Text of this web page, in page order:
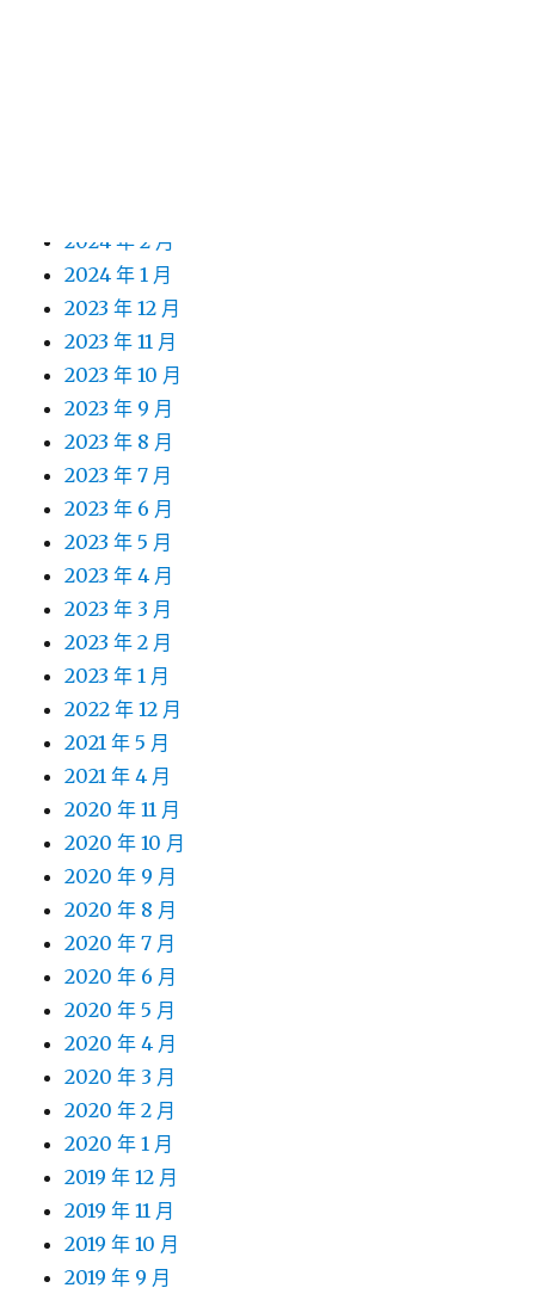
2024 年 2 月
2024 年 1 月
2023 年 12 月
2023 年 11 月
2023 年 10 月
2023 年 9 月
2023 年 8 月
2023 年 7 月
2023 年 6 月
2023 年 5 月
2023 年 4 月
2023 年 3 月
2023 年 2 月
2023 年 1 月
2022 年 12 月
2021 年 5 月
2021 年 4 月
2020 年 11 月
2020 年 10 月
2020 年 9 月
2020 年 8 月
2020 年 7 月
2020 年 6 月
2020 年 5 月
2020 年 4 月
2020 年 3 月
2020 年 2 月
2020 年 1 月
2019 年 12 月
2019 年 11 月
2019 年 10 月
2019 年 9 月